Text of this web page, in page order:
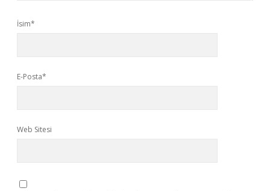
İsim*
E-Posta*
Web Sitesi